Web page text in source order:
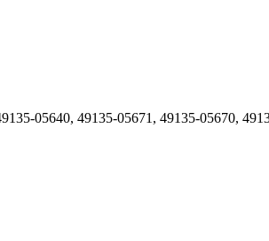
05640, 49135-05671, 49135-05670,